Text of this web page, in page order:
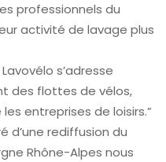
professionnels du
activité de lavage plus
s’adresse
des flottes de vélos,
entreprises de loisirs.”
d’une rediffusion du
Rhône-Alpes nous